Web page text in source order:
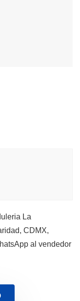
La
CDMX,
al vendedor